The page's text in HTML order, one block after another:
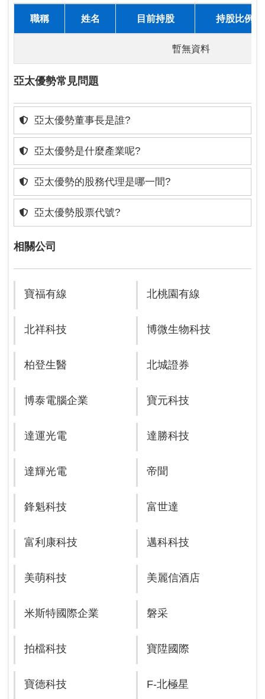
職稱 姓名 目前持股 持股比例
暫無資料
亞太優勢常見問題
亞太優勢董事長是誰?
亞太優勢是什麼產業呢?
亞太優勢的股務代理是哪一間?
亞太優勢股票代號?
相關公司
寶福有線 北桃園有線
北祥科技 博微生物科技
柏登生醫 北城證券
博泰電腦企業 寶元科技
達運光電 達勝科技
達輝光電 帝聞
鋒魁科技 富世達
富利康科技 邁科科技
美萌科技 美麗信酒店
米斯特國際企業 磐采
拍檔科技 寶陞國際
寶德科技 F-北極星